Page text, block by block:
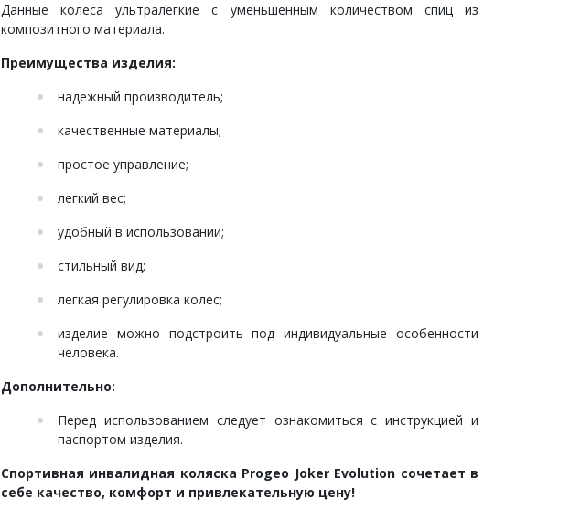
Данные колеса ультралегкие с уменьшенным количеством спиц из
композитного материала.
Преимущества изделия:
надежный производитель;
качественные материалы;
простое управление;
легкий вес;
удобный в использовании;
стильный вид;
легкая регулировка колес;
изделие можно подстроить под индивидуальные особенности
человека.
Дополнительно:
Перед использованием следует ознакомиться с инструкцией и
паспортом изделия.
Спортивная инвалидная коляска Progeo Joker Evolution сочетает в
себе качество, комфорт и привлекательную цену!